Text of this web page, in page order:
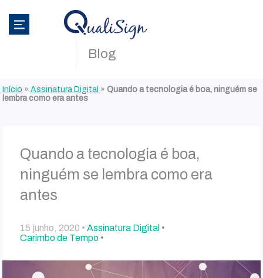
Blog
Início »Assinatura Digital »Quando a tecnologia é boa, ninguém se
lembra como era antes
Quando a tecnologia é boa,
ninguém se lembra como era
antes
15 junho, 2020 • Assinatura Digital •
Carimbo de Tempo •